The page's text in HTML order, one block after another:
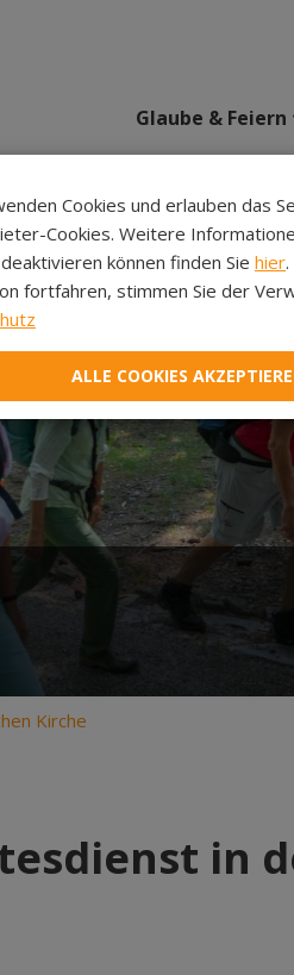
Glaube & Feiern
Kirche
in
Cookies und erlauben das
Cookies. Weitere
können finden Sie hier
fortfahren, stimmen Sie der
ALLE COOKIES